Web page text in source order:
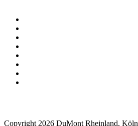
Copyright 2026 DuMont Rheinland, Köln